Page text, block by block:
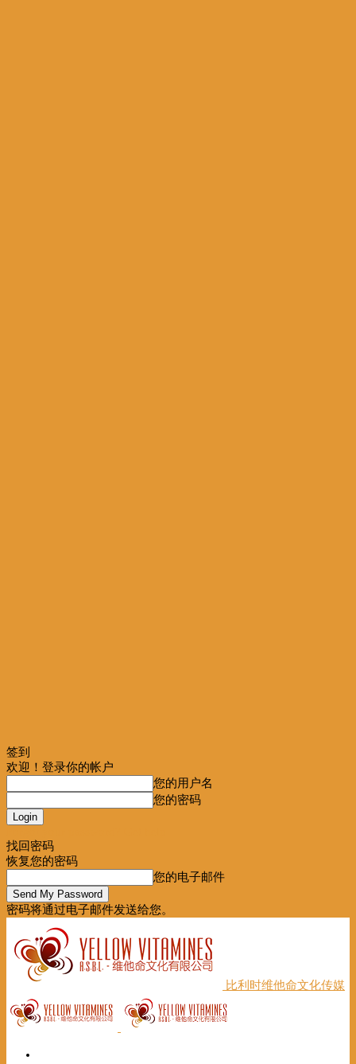
签到
欢迎！登录你的帐户
您的用户名
您的密码
找回密码
恢复您的密码
您的电子邮件
密码将通过电子邮件发送给您。
比利时维他命文化传媒